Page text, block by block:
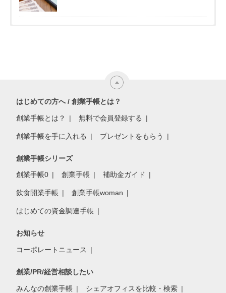
はじめての方へ / 創業手帳とは？
創業手帳とは？ 無料で会員登録する
創業手帳を手に入れる プレゼントをもらう
創業手帳シリーズ
創業手帳0 創業手帳 補助金ガイド
飲食開業手帳 創業手帳woman
はじめての資金調達手帳
お知らせ
コーポレートニュース
創業/PR/経営相談したい
みんなの創業手帳 シェアオフィスを比較・検索